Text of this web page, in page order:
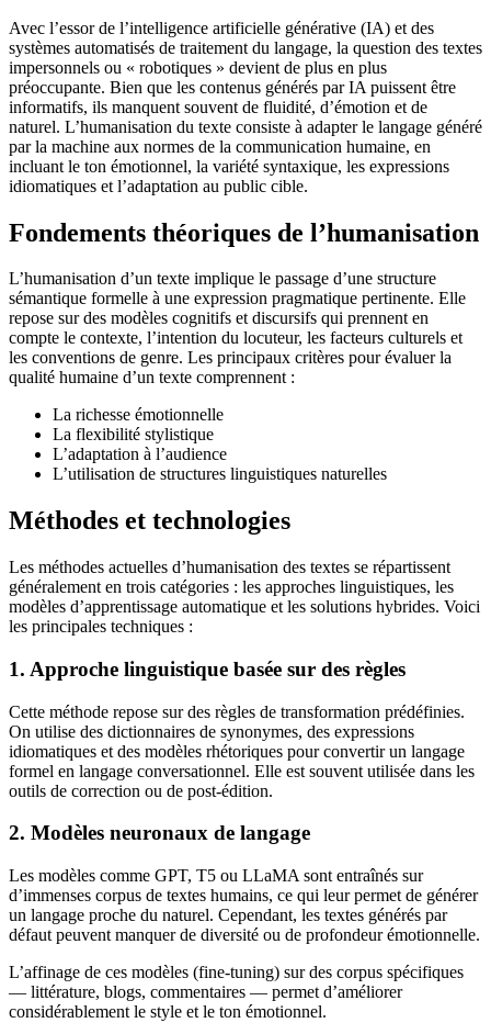
Avec l’essor de l’intelligence artificielle générative (IA) et des
systèmes automatisés de traitement du langage, la question des textes
impersonnels ou « robotiques » devient de plus en plus
préoccupante. Bien que les contenus générés par IA puissent être
informatifs, ils manquent souvent de fluidité, d’émotion et de
naturel. L’humanisation du texte consiste à adapter le langage généré
par la machine aux normes de la communication humaine, en
incluant le ton émotionnel, la variété syntaxique, les expressions
idiomatiques et l’adaptation au public cible.
Fondements théoriques de l’humanisation
L’humanisation d’un texte implique le passage d’une structure
sémantique formelle à une expression pragmatique pertinente. Elle
repose sur des modèles cognitifs et discursifs qui prennent en
compte le contexte, l’intention du locuteur, les facteurs culturels et
les conventions de genre. Les principaux critères pour évaluer la
qualité humaine d’un texte comprennent :
La richesse émotionnelle
La flexibilité stylistique
L’adaptation à l’audience
L’utilisation de structures linguistiques naturelles
Méthodes et technologies
Les méthodes actuelles d’humanisation des textes se répartissent
généralement en trois catégories : les approches linguistiques, les
modèles d’apprentissage automatique et les solutions hybrides. Voici
les principales techniques :
1. Approche linguistique basée sur des règles
Cette méthode repose sur des règles de transformation prédéfinies.
On utilise des dictionnaires de synonymes, des expressions
idiomatiques et des modèles rhétoriques pour convertir un langage
formel en langage conversationnel. Elle est souvent utilisée dans les
outils de correction ou de post-édition.
2. Modèles neuronaux de langage
Les modèles comme GPT, T5 ou LLaMA sont entraînés sur
d’immenses corpus de textes humains, ce qui leur permet de générer
un langage proche du naturel. Cependant, les textes générés par
défaut peuvent manquer de diversité ou de profondeur émotionnelle.
L’affinage de ces modèles (fine-tuning) sur des corpus spécifiques
— littérature, blogs, commentaires — permet d’améliorer
considérablement le style et le ton émotionnel.